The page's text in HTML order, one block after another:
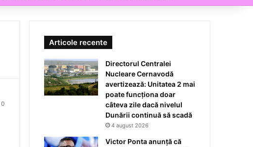
infopres
0
Articole recente
Directorul Centralei
Nucleare Cernavodă
avertizează: Unitatea 2 mai
poate funcționa doar
câteva zile dacă nivelul
Dunării continuă să scadă
4 august 2026
Victor Ponta anunță că